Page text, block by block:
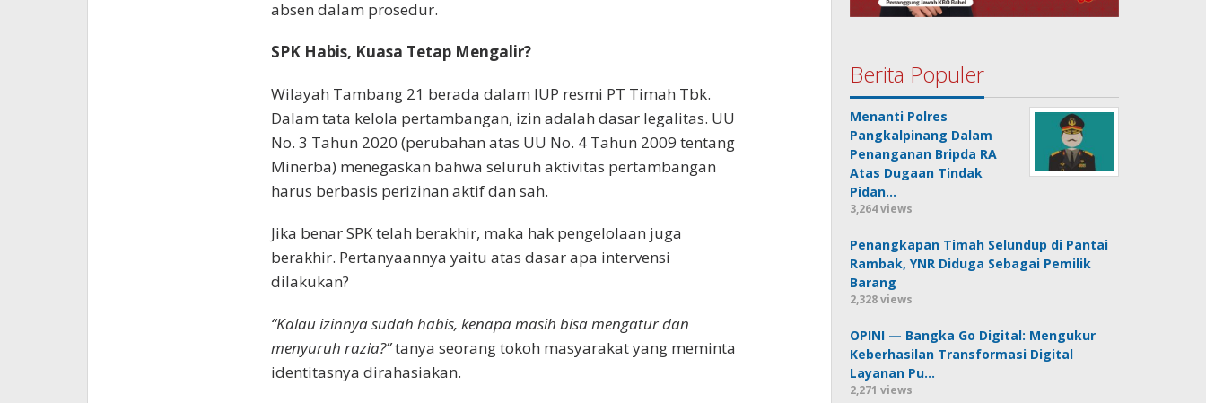
absen dalam prosedur.
SPK Habis, Kuasa Tetap Mengalir?
Wilayah Tambang 21 berada dalam IUP resmi PT Timah Tbk.
Dalam tata kelola pertambangan, izin adalah dasar legalitas. UU
No. 3 Tahun 2020 (perubahan atas UU No. 4 Tahun 2009 tentang
Minerba) menegaskan bahwa seluruh aktivitas pertambangan
harus berbasis perizinan aktif dan sah.
Jika benar SPK telah berakhir, maka hak pengelolaan juga
berakhir. Pertanyaannya yaitu atas dasar apa intervensi
dilakukan?
“Kalau izinnya sudah habis, kenapa masih bisa mengatur dan
menyuruh razia?”tanya seorang tokoh masyarakat yang meminta
identitasnya dirahasiakan.
Berita Populer
Menanti Polres
Pangkalpinang Dalam
Penanganan Bripda RA
Atas Dugaan Tindak
Pidan…
3,264 views
Penangkapan Timah Selundup di Pantai
Rambak, YNR Diduga Sebagai Pemilik
Barang
2,328 views
OPINI — Bangka Go Digital: Mengukur
Keberhasilan Transformasi Digital
Layanan Pu…
2,271 views